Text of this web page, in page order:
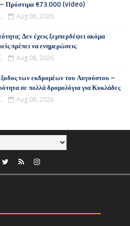
– Πρόστιμα €73.000 (video)
Aug 08, 2026
Δεν έχεις ξεμπερδέψει ακόμα
πρέπει να ενημερώσεις
Aug 08, 2026
των εκδρομέων του Αυγούστου –
σε πολλά δρομολόγια για Κυκλάδες
Aug 08, 2026